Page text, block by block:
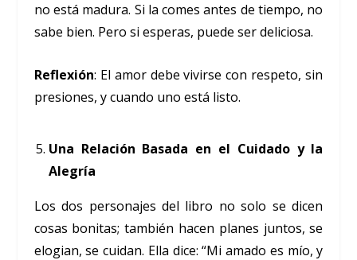
no está madura. Si la comes antes de tiempo, no
sabe bien. Pero si esperas, puede ser deliciosa.
Reflexión: El amor debe vivirse con respeto, sin
presiones, y cuando uno está listo.
Una Relación Basada en el Cuidado y la
Alegría
Los dos personajes del libro no solo se dicen
cosas bonitas; también hacen planes juntos, se
elogian, se cuidan. Ella dice: “Mi amado es mío, y